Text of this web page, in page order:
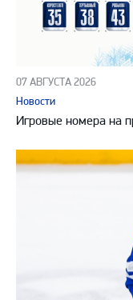
07 АВГУСТА 2026
Новости
Игровые номера на